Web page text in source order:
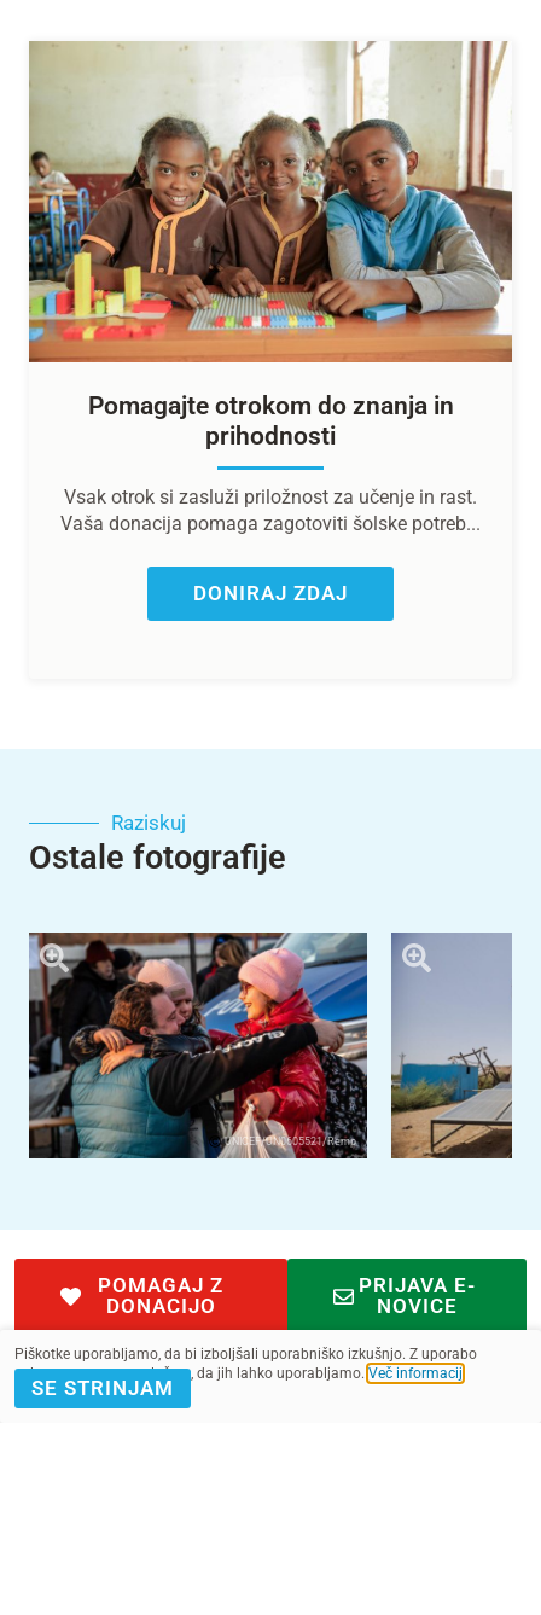
Pomagajte otrokom do znanja in
prihodnosti
Vsak otrok si zasluži priložnost za učenje in rast.
Vaša donacija pomaga zagotoviti šolske potreb...
DONIRAJ ZDAJ
Raziskuj
Ostale fotografije
UNICEF/UN0605521/Remp
POMAGAJ Z
DONACIJO
PRIJAVA E-
NOVICE
Piškotke uporabljamo, da bi izboljšali uporabniško izkušnjo. Z uporabo
spletnega mesta soglašate, da jih lahko uporabljamo. Več informacij
SE STRINJAM